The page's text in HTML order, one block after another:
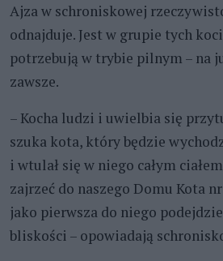
Ajza w schroniskowej
odnajduje. Jest w grupie tych
potrzebują w trybie pilnym – na
zawsze.
– Kocha ludzi i uwielbia się
szuka kota, który będzie
i wtulał się w niego całym
zajrzeć do naszego Domu Kota
jako pierwsza do niego
bliskości – opowiadają